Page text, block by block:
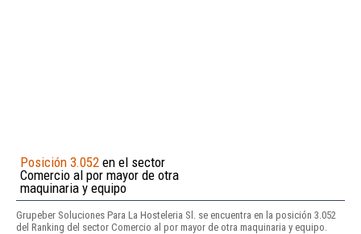
Posición 3.052 en el sector
Comercio al por mayor de otra
maquinaria y equipo
Grupeber Soluciones Para La Hosteleria Sl. se encuentra en la posición 3.052
del Ranking del sector Comercio al por mayor de otra maquinaria y equipo.